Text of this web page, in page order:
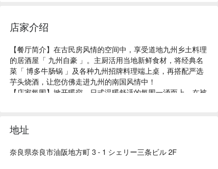
店家介绍
【餐厅简介】在古民房风情的空间中，享受道地九州乡土料理
的居酒屋「 九州自豪 」。主厨活用当地新鲜食材，将经典名
菜「 博多牛肠锅 」及各种九州招牌料理端上桌，再搭配严选
芋头烧酒，让您仿佛走进九州的南国风情中！
【店家氛围】掀开暖帘，日式温暖舒适的氛围一涌而上。在被
日本居酒屋文化，可以选坐在大众区感受嗨翻天的热闹气氛！
【招牌菜色】
甜味充分提引，绵密浓郁汤头富含胶原蛋白，深受女性食客喜
地址
奈良県奈良市油阪地方町 3 - 1 シェリー三条ビル 2F